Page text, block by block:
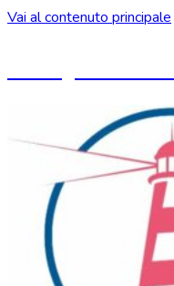
Vai al contenuto principale